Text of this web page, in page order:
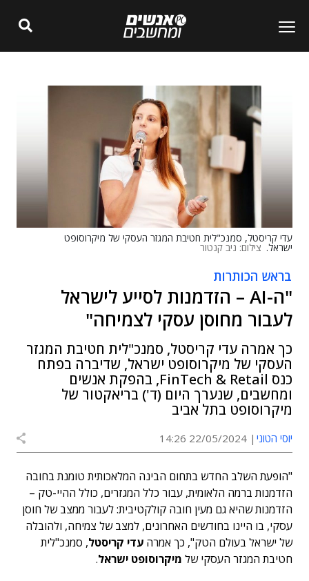
עדי קריסטל, סמנכ"לית חטיבת המגזר העסקי של מיקרוסופט
ישראל. צילום: ניב קנטור
בראש הכותרות
"ה-AI – הזדמנות לסייע לישראל
לעבור מחוסן עסקי לצמיחה"
כך אמרה עדי קריסטל, סמנכ"לית חטיבת המגזר
העסקי של מיקרוסופט ישראל, שדיברה בפתח
כנס FinTech & Retail, בהפקת אנשים
ומחשבים, שנערך היום (ד') בריאקטור של
מיקרוסופט בתל אביב
יוסי הטוני 22/05/2024 14:26
"הופעת השלב החדש בתחום הבינה המלאכותית טומנת בחובה
הזדמנות ברמה הלאומית, עבור כלל המגזרים, כולל ההיי-טק –
הזדמנות שהיא גם מעין חובה קולקטיבית: לעבור ממצב של חוסן
עסקי, בו היינו בחודשים האחרונים, למצב של צמיחה, ולהובלה
של ישראל בעולם הטק", כך אמרה עדי קריסטל, סמנכ"לית
חטיבת המגזר העסקי של מיקרוסופט ישראל.